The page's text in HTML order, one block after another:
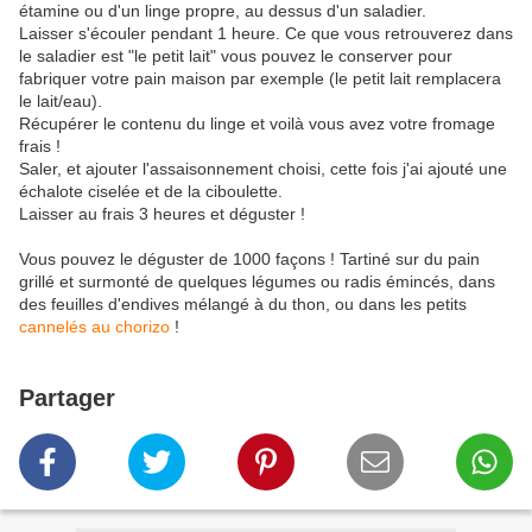
étamine ou d'un linge propre, au dessus d'un saladier.
Laisser s'écouler pendant 1 heure. Ce que vous retrouverez dans
le saladier est "le petit lait" vous pouvez le conserver pour
fabriquer votre pain maison par exemple (le petit lait remplacera
le lait/eau).
Récupérer le contenu du linge et voilà vous avez votre fromage
frais !
Saler, et ajouter l'assaisonnement choisi, cette fois j'ai ajouté une
échalote ciselée et de la ciboulette.
Laisser au frais 3 heures et déguster !
Vous pouvez le déguster de 1000 façons ! Tartiné sur du pain
grillé et surmonté de quelques légumes ou radis émincés, dans
des feuilles d'endives mélangé à du thon, ou dans les petits
cannelés au chorizo !
Partager